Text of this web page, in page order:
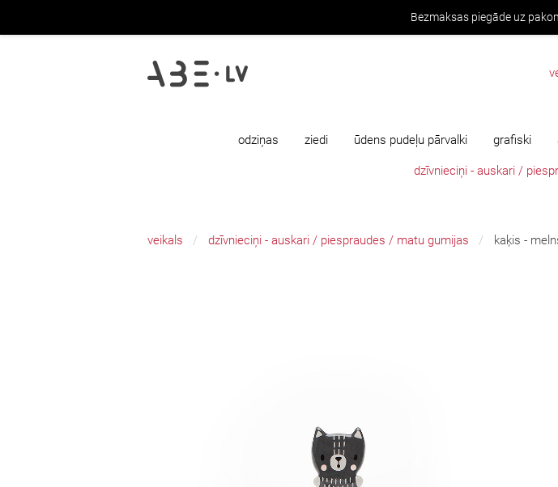
Bezmaksas piegāde uz
odziņas ziedi ūdens pudeļu pārvalki grafiski
dzīvnieciņi - auskari /
veikals dzīvnieciņi - auskari / piespraudes / matu gumijas kaķis -